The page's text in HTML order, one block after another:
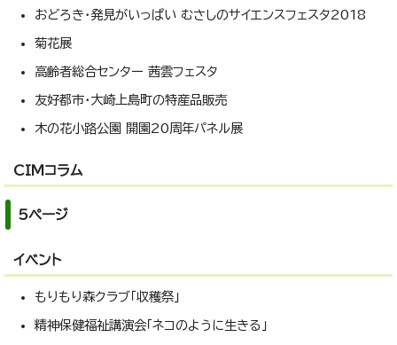
おどろき・発見がいっぱい むさしのサイエンスフェスタ2018
菊花展
高齢者総合センター 茜雲フェスタ
友好都市・大崎上島町の特産品販売
木の花小路公園 開園20周年パネル展
CIMコラム
5ページ
イベント
もりもり森クラブ「収穫祭」
精神保健福祉講演会「ネコのように生きる」